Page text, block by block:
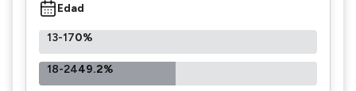
Edad
13-170%
18-2449.2%